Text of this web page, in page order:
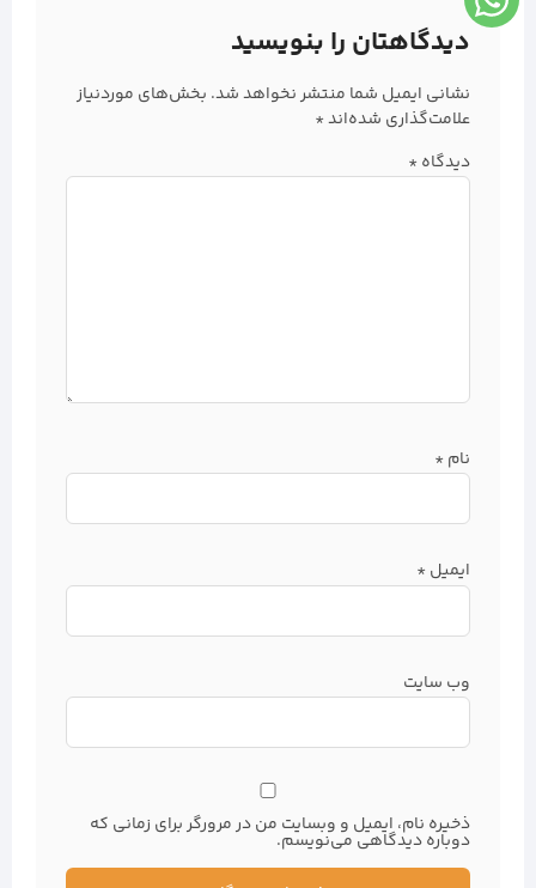
دیدگاهتان را بنویسید
نشانی ایمیل شما منتشر نخواهد شد. بخش‌های موردنیاز
علامت‌گذاری شده‌اند*
دیدگاه *
نام *
ایمیل *
وب‌ سایت
ذخیره نام، ایمیل و وبسایت من در مرورگر برای زمانی که
دوباره دیدگاهی می‌نویسم.